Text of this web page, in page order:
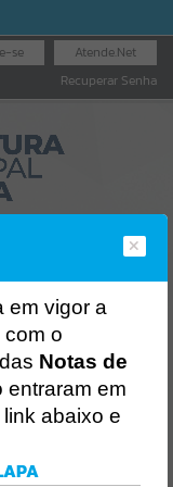
Atende.Net
se
Recuperar Senha
FISCAL
ELETRÔNICA
em vigor a
o
Notas de
entraram em
abaixo e